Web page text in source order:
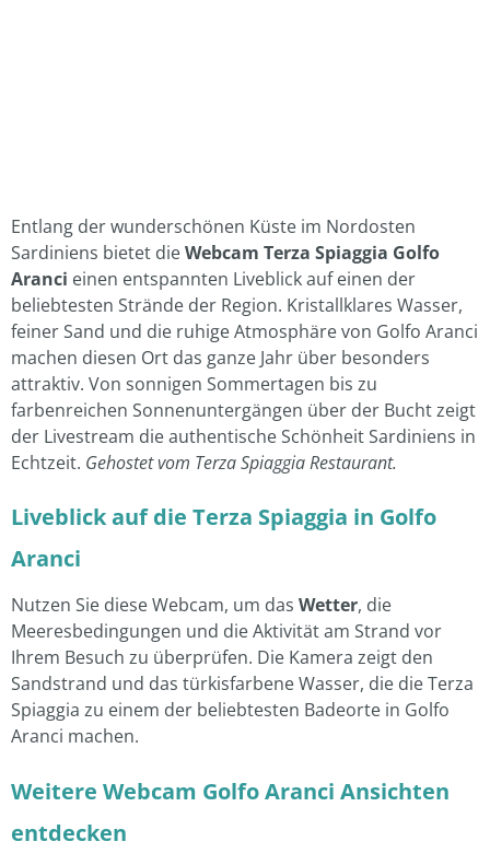
Entlang der wunderschönen Küste im Nordosten
Sardiniens bietet dieWebcam Terza Spiaggia Golfo
Aranci einen entspannten Liveblick auf einen der
beliebtesten Strände der Region. Kristallklares Wasser,
feiner Sand und die ruhige Atmosphäre von Golfo Aranci
machen diesen Ort das ganze Jahr über besonders
attraktiv. Von sonnigen Sommertagen bis zu
farbenreichen Sonnenuntergängen über der Bucht zeigt
der Livestream die authentische Schönheit Sardiniens in
Echtzeit. Gehostet vom Terza Spiaggia Restaurant.
Liveblick auf die Terza Spiaggia in Golfo
Aranci
Nutzen Sie diese Webcam, um das Wetter, die
Meeresbedingungen und die Aktivität am Strand vor
Ihrem Besuch zu überprüfen. Die Kamera zeigt den
Sandstrand und das türkisfarbene Wasser, die die Terza
Spiaggia zu einem der beliebtesten Badeorte in Golfo
Aranci machen.
Weitere Webcam Golfo Aranci Ansichten
entdecken